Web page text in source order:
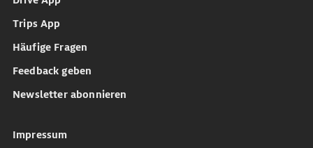
Trips App
Häufige Fragen
Feedback geben
Newsletter abonnieren
Impressum